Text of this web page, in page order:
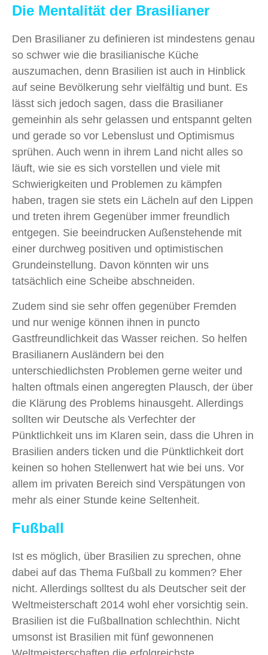
Die Mentalität der Brasilianer
Den Brasilianer zu definieren ist mindestens genau
so schwer wie die brasilianische Küche
auszumachen, denn Brasilien ist auch in Hinblick
auf seine Bevölkerung sehr vielfältig und bunt. Es
lässt sich jedoch sagen, dass die Brasilianer
gemeinhin als sehr gelassen und entspannt gelten
und gerade so vor Lebenslust und Optimismus
sprühen. Auch wenn in ihrem Land nicht alles so
läuft, wie sie es sich vorstellen und viele mit
Schwierigkeiten und Problemen zu kämpfen
haben, tragen sie stets ein Lächeln auf den Lippen
und treten ihrem Gegenüber immer freundlich
entgegen. Sie beeindrucken Außenstehende mit
einer durchweg positiven und optimistischen
Grundeinstellung. Davon könnten wir uns
tatsächlich eine Scheibe abschneiden.
Zudem sind sie sehr offen gegenüber Fremden
und nur wenige können ihnen in puncto
Gastfreundlichkeit das Wasser reichen. So helfen
Brasilianern Ausländern bei den
unterschiedlichsten Problemen gerne weiter und
halten oftmals einen angeregten Plausch, der über
die Klärung des Problems hinausgeht. Allerdings
sollten wir Deutsche als Verfechter der
Pünktlichkeit uns im Klaren sein, dass die Uhren in
Brasilien anders ticken und die Pünktlichkeit dort
keinen so hohen Stellenwert hat wie bei uns. Vor
allem im privaten Bereich sind Verspätungen von
mehr als einer Stunde keine Seltenheit.
Fußball
Ist es möglich, über Brasilien zu sprechen, ohne
dabei auf das Thema Fußball zu kommen? Eher
nicht. Allerdings solltest du als Deutscher seit der
Weltmeisterschaft 2014 wohl eher vorsichtig sein.
Brasilien ist die Fußballnation schlechthin. Nicht
umsonst ist Brasilien mit fünf gewonnenen